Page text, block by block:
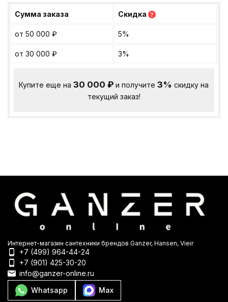
Сумма заказа Скидка ?
от 50 000 ₽ 5%
от 30 000 ₽ 3%
Купите еще на30 000₽ и получите3% скидку на
текущий заказ!
Интернет-магазин сантехники брендов Ganzer, Hansen, Vieir
+7 (499) 964-44-24
+7 (901) 425-30-20
info@ganzer-online.ru
Whatsapp
Max